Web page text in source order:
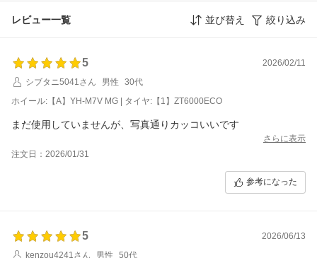
レビュー一覧 並び替え 絞り込み
5
2026/02/11
シブタニ5041さん
男性
30代
ホイール:【A】YH-M7V MG | タイヤ:【1】ZT6000ECO
まだ使用していませんが、写真通りカッコいいです
さらに表示
注文日：2026/01/31
参考になった
5
2026/06/13
kenzou4241さん
男性
50代